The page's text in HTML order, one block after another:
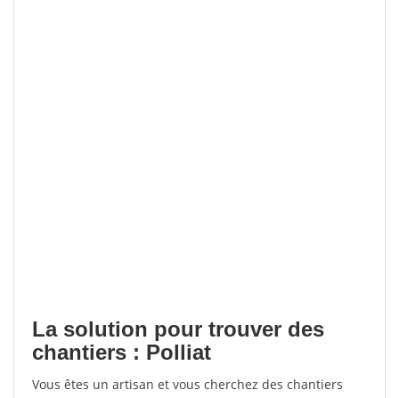
La solution pour trouver des
chantiers : Polliat
Vous êtes un artisan et vous cherchez des chantiers